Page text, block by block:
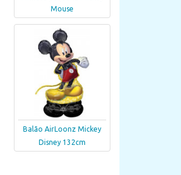
Mouse
Balão AirLoonz Mickey
Disney 132cm